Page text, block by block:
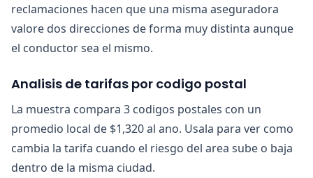
reclamaciones hacen que una misma aseguradora
valore dos direcciones de forma muy distinta aunque
el conductor sea el mismo.
Analisis de tarifas por codigo postal
La muestra compara 3 codigos postales con un
promedio local de $1,320 al ano. Usala para ver como
cambia la tarifa cuando el riesgo del area sube o baja
dentro de la misma ciudad.